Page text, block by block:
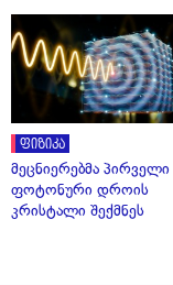
ფიზიკა
მეცნიერებმა პირველი
ფოტონური დროის
კრისტალი შექმნეს